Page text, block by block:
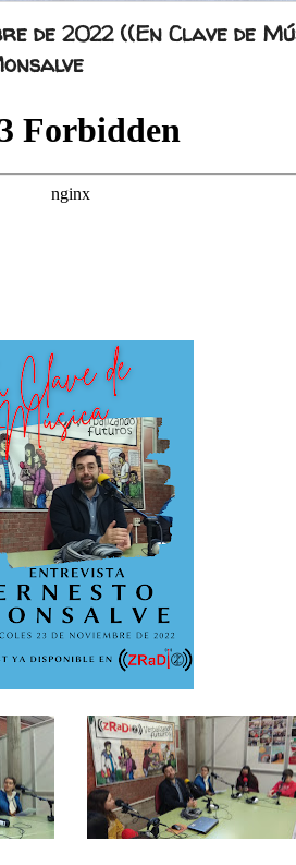
de 2022 ((En Clave de